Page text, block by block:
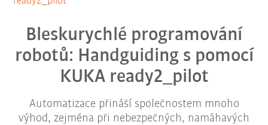
Bleskurychlé programování
robotů: Handguiding s pomocí
KUKA ready2_pilot
Automatizace přináší společnostem mnoho
výhod, zejména při nebezpečných, namáhavých